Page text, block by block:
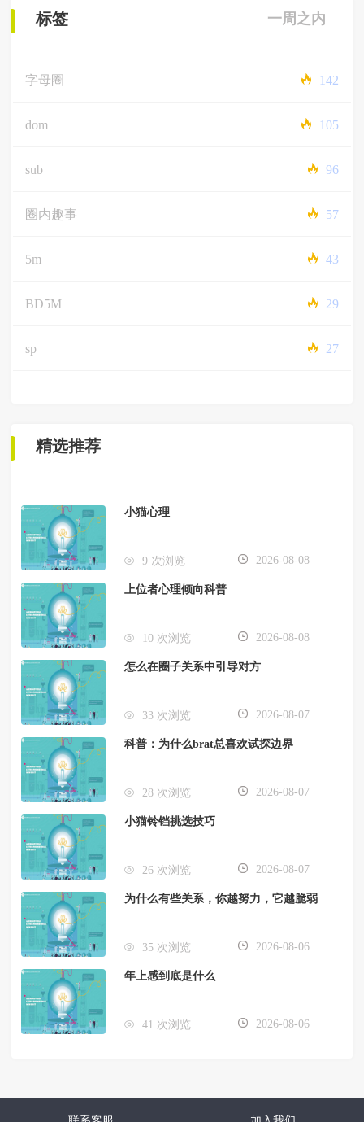
标签 一周之内
字母圈 142
dom 105
sub 96
圈内趣事 57
5m 43
BD5M 29
sp 27
精选推荐
小猫心理
9 次浏览 2026-08-08
上位者心理倾向科普
10 次浏览 2026-08-08
怎么在圈子关系中引导对方
33 次浏览 2026-08-07
科普：为什么brat总喜欢试探边界
28 次浏览 2026-08-07
小猫铃铛挑选技巧
26 次浏览 2026-08-07
为什么有些关系，你越努力，它越脆弱
35 次浏览 2026-08-06
年上感到底是什么
41 次浏览 2026-08-06